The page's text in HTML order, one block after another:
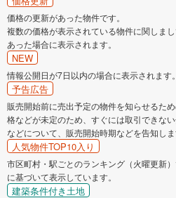
価格の更新があった物件です。
複数の価格が表示されている物件に関しま
あった場合に表示されます。
NEW
情報公開日が7日以内の場合に表示されます。
予告広告
販売開始前に売出予定の物件を知らせるた
格などが未定のため、すぐには取引できな
などについて、販売開始時期などを告知しま
人気物件TOP10入り
市区町村・駅ごとのランキング（火曜更新
に基づいて表示しています。
建築条件付き土地